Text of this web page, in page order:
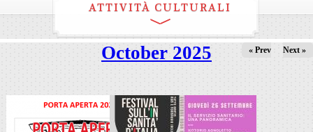
ATTIVITÀ CULTURALI
October 2025 « Prev Next »